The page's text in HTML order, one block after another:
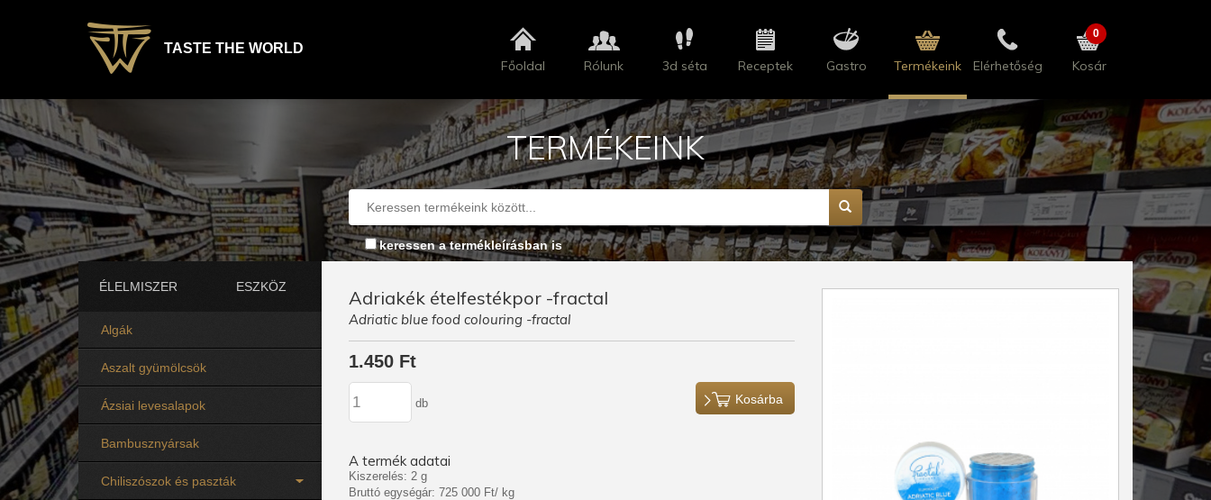
TASTE THE WORLD
Főoldal Rólunk 3d séta Receptek Gastro Termékeink Elérhetőség Kosár
0
TERMÉKEINK
keressen a termékleírásban is
ÉLELMISZER ESZKÖZ
Algák
Aszalt gyümölcsök
Ázsiai levesalapok
Bambusznyársak
Chiliszószok és paszták
Adriakék ételfestékpor -fractal
Adriatic blue food colouring -fractal
1.450 Ft
db Kosárba
A termék adatai
Kiszerelés: 2 g
Bruttó egységár: 725 000 Ft/ kg